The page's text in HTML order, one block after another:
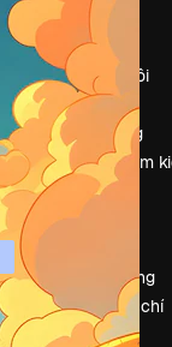
Bảng giá
Về chúng tôi
Reviews
Tuyển dụng
Xu hướng tìm
Blog
Sự kiện
Bán nội dung
Phòng báo chí
Tìm kiếm